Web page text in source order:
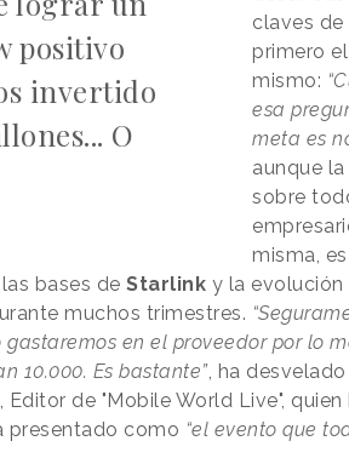
positivo
invertido
O
claves
primero
mismo:
esa
meta es
aunque
sobre
misma,
bases de Starlink y la
muchos trimestres.
en el proveedor por lo
10.000. Es bastante”, ha
, Editor de "Mobile World Live",
presentado como “el evento que